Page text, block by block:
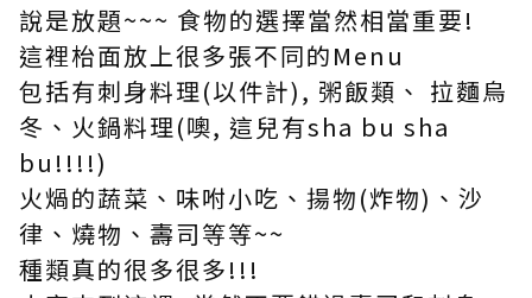
說是放題~~~ 食物的選擇當然相當重要!
這裡枱面放上很多張不同的Menu
包括有刺身料理(以件計), 粥飯類、 拉麵烏
冬、火鍋料理(噢, 這兒有sha bu sha
bu!!!!)
火煱的蔬菜、味咐小吃、揚物(炸物)、沙
律、燒物、壽司等等~~
種類真的很多很多!!!